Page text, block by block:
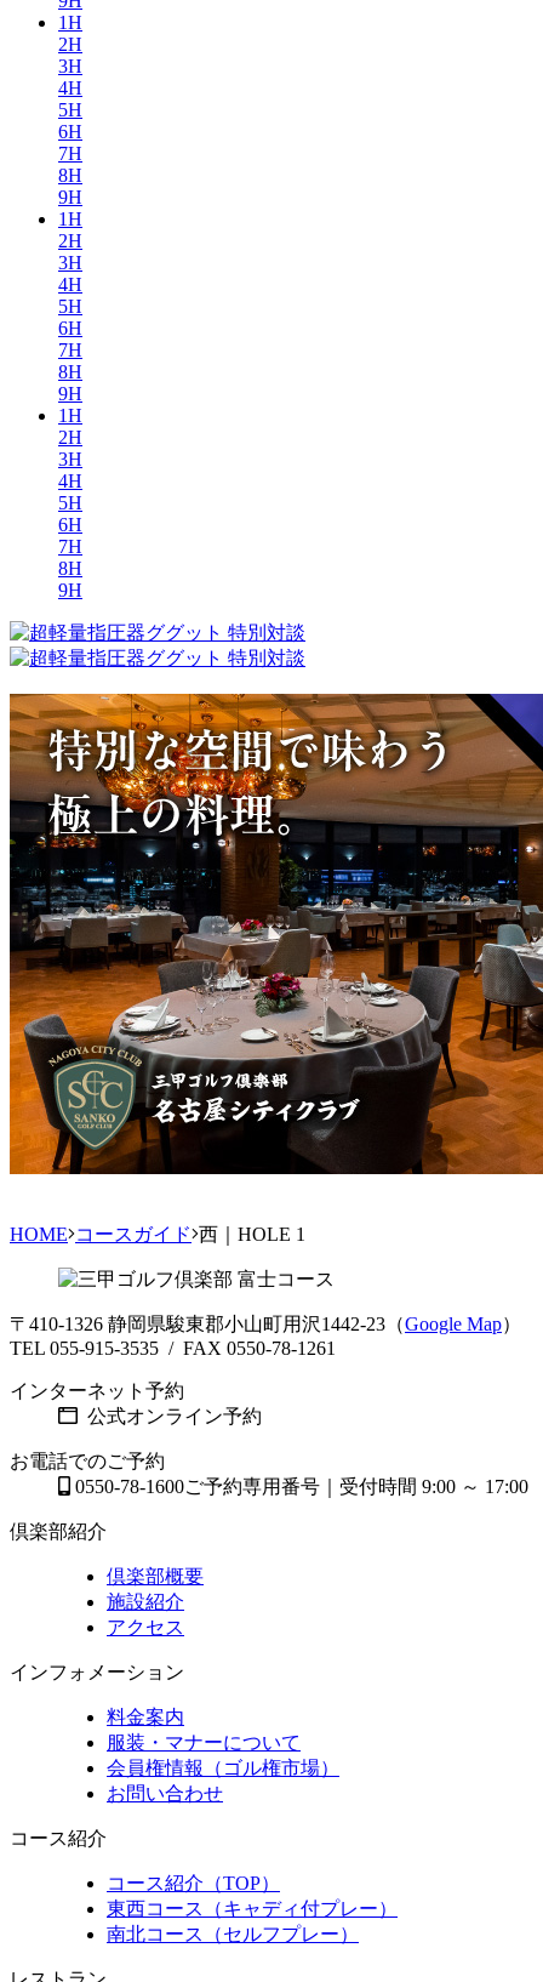
1H
2H
3H
4H
5H
6H
7H
8H
9H
1H
2H
3H
4H
5H
6H
7H
8H
9H
1H
2H
3H
4H
5H
6H
7H
8H
9H
HOME コースガイド 西｜HOLE 1
〒410-1326 静岡県駿東郡小山町用沢1442-23（Google Map）
TEL 055-915-3535 / FAX 0550-78-1261
インターネット予約
公式オンライン予約
お電話でのご予約
0550-78-1600ご予約専用番号｜受付時間 9:00 ～ 17:00
倶楽部紹介
倶楽部概要
施設紹介
アクセス
インフォメーション
料金案内
服装・マナーについて
会員権情報（ゴル権市場）
お問い合わせ
コース紹介
コース紹介（TOP）
東西コース（キャディ付プレー）
南北コース（セルフプレー）